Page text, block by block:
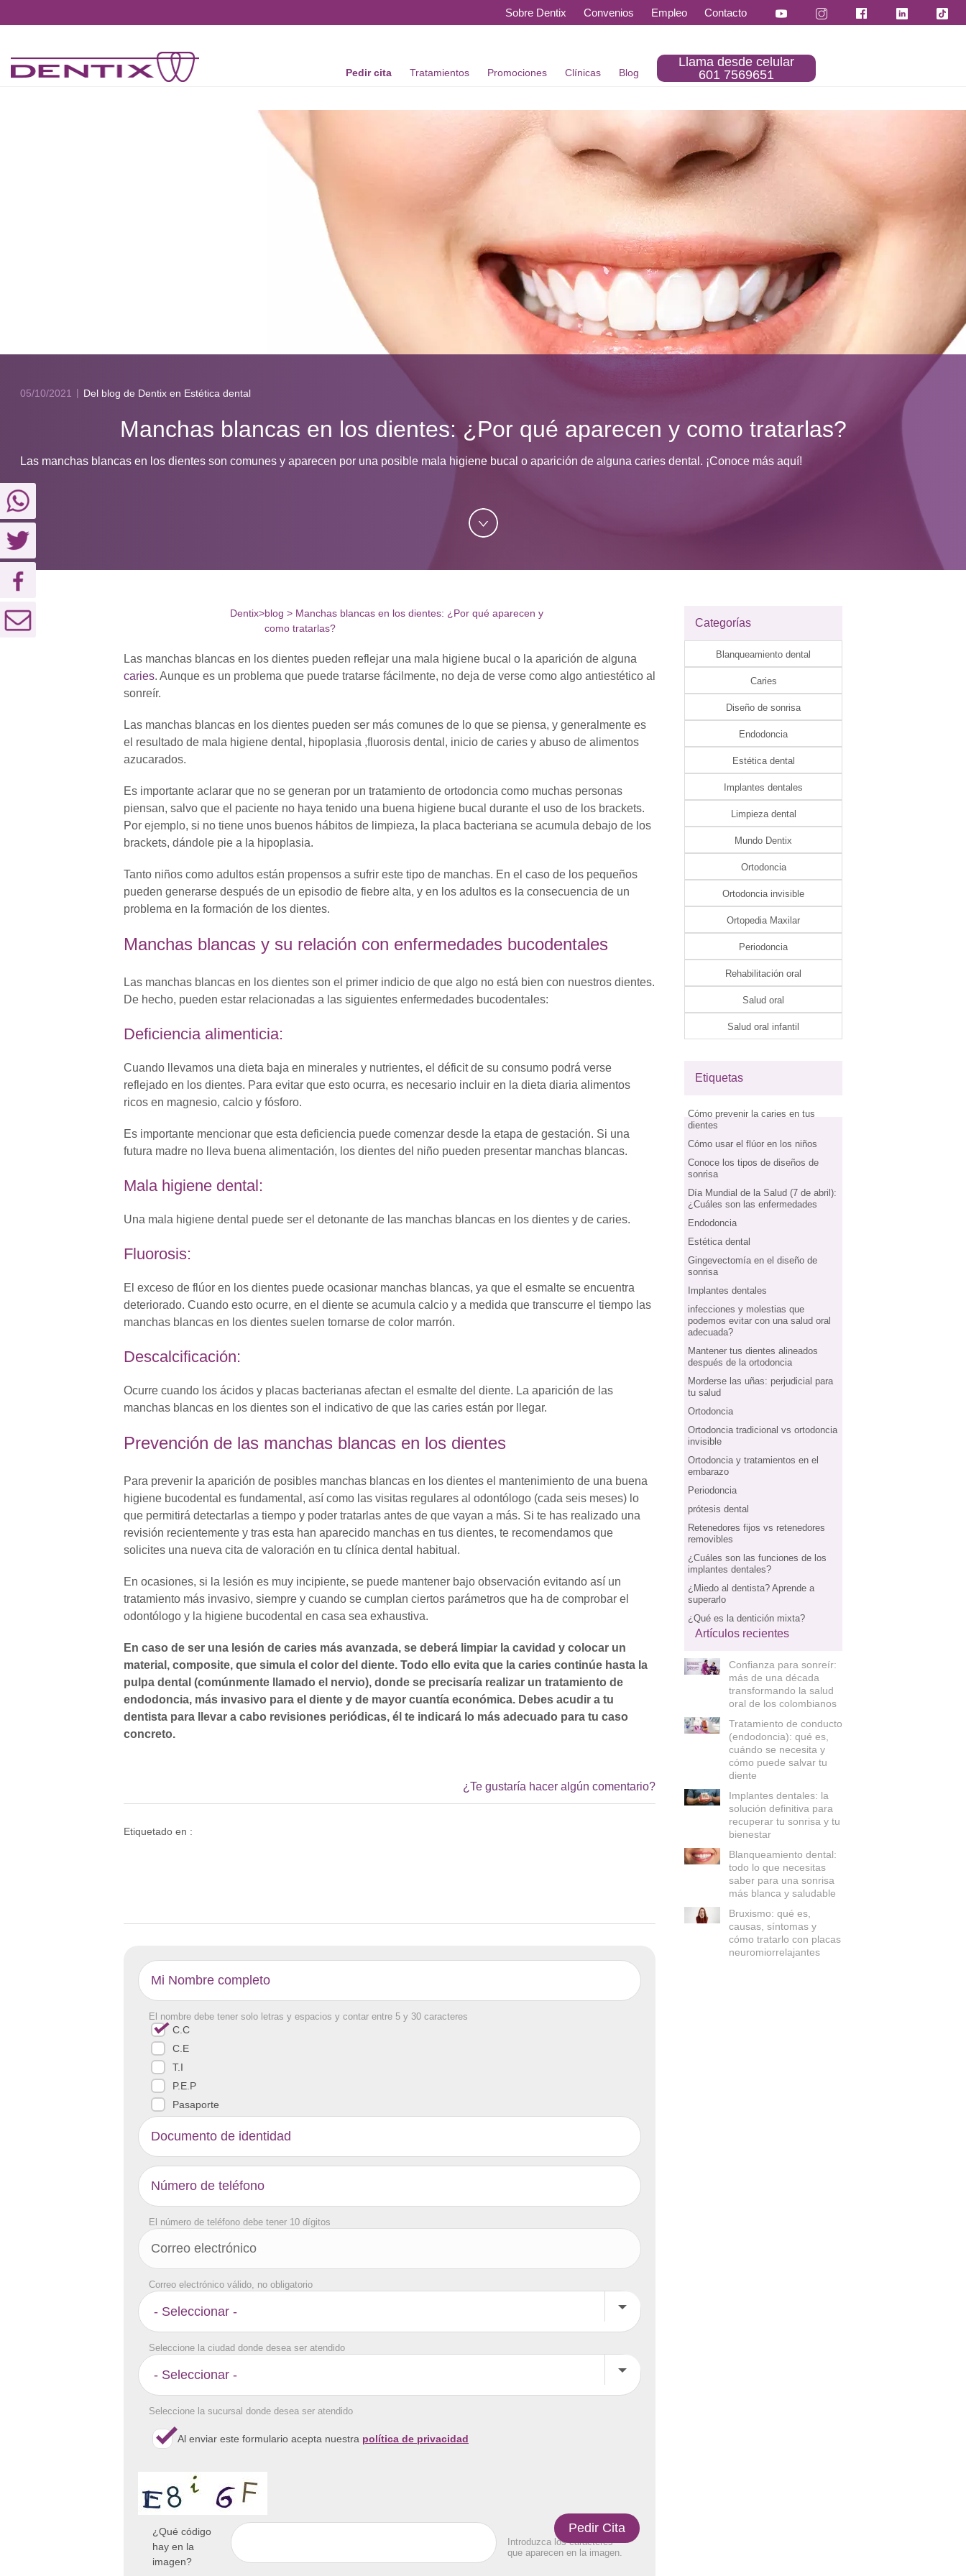
Sobre Dentix Convenios Empleo Contacto
Llama desde celular
601 7569651
Pedir cita Tratamientos Promociones Clínicas Blog
05/10/2021 Del blog de Dentix en Estética dental
Manchas blancas en los dientes: ¿Por qué aparecen y como tratarlas?
Las manchas blancas en los dientes son comunes y aparecen por una posible mala higiene bucal o aparición de alguna caries dental. ¡Conoce más aquí!
Dentix>blog > Manchas blancas en los dientes: ¿Por qué aparecen y
como tratarlas?
Las manchas blancas en los dientes pueden reflejar una mala higiene bucal o la aparición de alguna
caries. Aunque es un problema que puede tratarse fácilmente, no deja de verse como algo antiestético al
sonreír.
Las manchas blancas en los dientes pueden ser más comunes de lo que se piensa, y generalmente es
el resultado de mala higiene dental, hipoplasia ,fluorosis dental, inicio de caries y abuso de alimentos
azucarados.
Es importante aclarar que no se generan por un tratamiento de ortodoncia como muchas personas
piensan, salvo que el paciente no haya tenido una buena higiene bucal durante el uso de los brackets.
Por ejemplo, si no tiene unos buenos hábitos de limpieza, la placa bacteriana se acumula debajo de los
brackets, dándole pie a la hipoplasia.
Tanto niños como adultos están propensos a sufrir este tipo de manchas. En el caso de los pequeños
pueden generarse después de un episodio de fiebre alta, y en los adultos es la consecuencia de un
problema en la formación de los dientes.
Manchas blancas y su relación con enfermedades bucodentales
Las manchas blancas en los dientes son el primer indicio de que algo no está bien con nuestros dientes.
De hecho, pueden estar relacionadas a las siguientes enfermedades bucodentales:
Deficiencia alimenticia:
Cuando llevamos una dieta baja en minerales y nutrientes, el déficit de su consumo podrá verse
reflejado en los dientes. Para evitar que esto ocurra, es necesario incluir en la dieta diaria alimentos
ricos en magnesio, calcio y fósforo.
Es importante mencionar que esta deficiencia puede comenzar desde la etapa de gestación. Si una
futura madre no lleva buena alimentación, los dientes del niño pueden presentar manchas blancas.
Mala higiene dental:
Una mala higiene dental puede ser el detonante de las manchas blancas en los dientes y de caries.
Fluorosis:
El exceso de flúor en los dientes puede ocasionar manchas blancas, ya que el esmalte se encuentra
deteriorado. Cuando esto ocurre, en el diente se acumula calcio y a medida que transcurre el tiempo las
manchas blancas en los dientes suelen tornarse de color marrón.
Descalcificación:
Ocurre cuando los ácidos y placas bacterianas afectan el esmalte del diente. La aparición de las
manchas blancas en los dientes son el indicativo de que las caries están por llegar.
Prevención de las manchas blancas en los dientes
Para prevenir la aparición de posibles manchas blancas en los dientes el mantenimiento de una buena
higiene bucodental es fundamental, así como las visitas regulares al odontólogo (cada seis meses) lo
que permitirá detectarlas a tiempo y poder tratarlas antes de que vayan a más. Si te has realizado una
revisión recientemente y tras esta han aparecido manchas en tus dientes, te recomendamos que
solicites una nueva cita de valoración en tu clínica dental habitual.
En ocasiones, si la lesión es muy incipiente, se puede mantener bajo observación evitando así un
tratamiento más invasivo, siempre y cuando se cumplan ciertos parámetros que ha de comprobar el
odontólogo y la higiene bucodental en casa sea exhaustiva.
En caso de ser una lesión de caries más avanzada, se deberá limpiar la cavidad y colocar un
material, composite, que simula el color del diente. Todo ello evita que la caries continúe hasta la
pulpa dental (comúnmente llamado el nervio), donde se precisaría realizar un tratamiento de
endodoncia, más invasivo para el diente y de mayor cuantía económica. Debes acudir a tu
dentista para llevar a cabo revisiones periódicas, él te indicará lo más adecuado para tu caso
concreto.
¿Te gustaría hacer algún comentario?
Etiquetado en :
El nombre debe tener solo letras y espacios y contar entre 5 y 30 caracteres
C.C
C.E
T.I
P.E.P
Pasaporte
El número de teléfono debe tener 10 dígitos
Correo electrónico válido, no obligatorio
Seleccione la ciudad donde desea ser atendido
Seleccione la sucursal donde desea ser atendido
Al enviar este formulario acepta nuestra política de privacidad
¿Qué código
hay en la
imagen?
Introduzca los caracteres
que aparecen en la imagen.
Categorías
Blanqueamiento dental
Caries
Diseño de sonrisa
Endodoncia
Estética dental
Implantes dentales
Limpieza dental
Mundo Dentix
Ortodoncia
Ortodoncia invisible
Ortopedia Maxilar
Periodoncia
Rehabilitación oral
Salud oral
Salud oral infantil
Etiquetas
Cómo prevenir la caries en tus
dientes
Cómo usar el flúor en los niños
Conoce los tipos de diseños de
sonrisa
Día Mundial de la Salud (7 de abril):
¿Cuáles son las enfermedades
Endodoncia
Estética dental
Gingevectomía en el diseño de
sonrisa
Implantes dentales
infecciones y molestias que
podemos evitar con una salud oral
adecuada?
Mantener tus dientes alineados
después de la ortodoncia
Morderse las uñas: perjudicial para
tu salud
Ortodoncia
Ortodoncia tradicional vs ortodoncia
invisible
Ortodoncia y tratamientos en el
embarazo
Periodoncia
prótesis dental
Retenedores fijos vs retenedores
removibles
¿Cuáles son las funciones de los
implantes dentales?
¿Miedo al dentista? Aprende a
superarlo
¿Qué es la dentición mixta?
Artículos recientes
Confianza para sonreír:
más de una década
transformando la salud
oral de los colombianos
Tratamiento de conducto
(endodoncia): qué es,
cuándo se necesita y
cómo puede salvar tu
diente
Implantes dentales: la
solución definitiva para
recuperar tu sonrisa y tu
bienestar
Blanqueamiento dental:
todo lo que necesitas
saber para una sonrisa
más blanca y saludable
Bruxismo: qué es,
causas, síntomas y
cómo tratarlo con placas
neuromiorrelajantes